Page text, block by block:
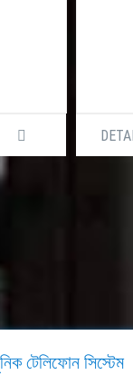
টেলিফোন সিস্টেম